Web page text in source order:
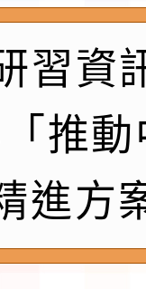
畫」
國畫廊
育日」
第1學
鐘點教
次招考)
後照顧
程
會划船
運動會
習資
推動
進方